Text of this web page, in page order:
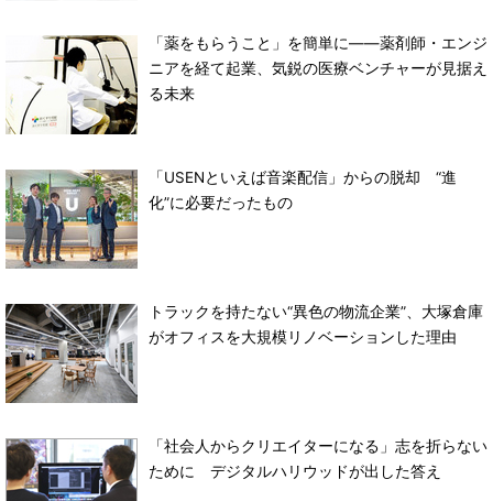
「薬をもらうこと」を簡単に――薬剤師・エンジ
ニアを経て起業、気鋭の医療ベンチャーが見据え
る未来
「USENといえば音楽配信」からの脱却 “進
化”に必要だったもの
トラックを持たない“異色の物流企業”、大塚倉庫
がオフィスを大規模リノベーションした理由
「社会人からクリエイターになる」志を折らない
ために デジタルハリウッドが出した答え